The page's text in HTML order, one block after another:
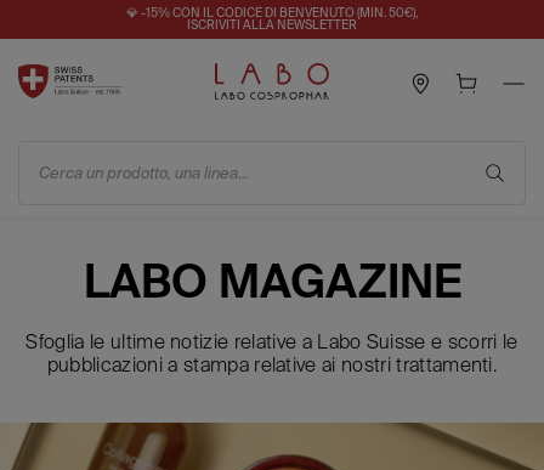
💎 -15% CON IL CODICE DI BENVENUTO (MIN. 50€),
ISCRIVITI ALLA NEWSLETTER
Cerca un prodotto, una linea...
LABO MAGAZINE
Sfoglia le ultime notizie relative a Labo Suisse e scorri le
pubblicazioni a stampa relative ai nostri trattamenti.